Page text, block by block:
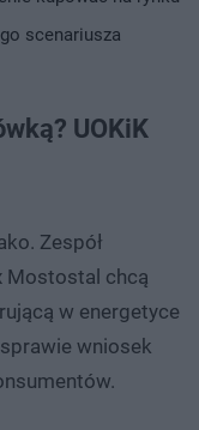
scenariusza
UOKiK
Zespół
Mostostal chcą
w energetyce
wniosek